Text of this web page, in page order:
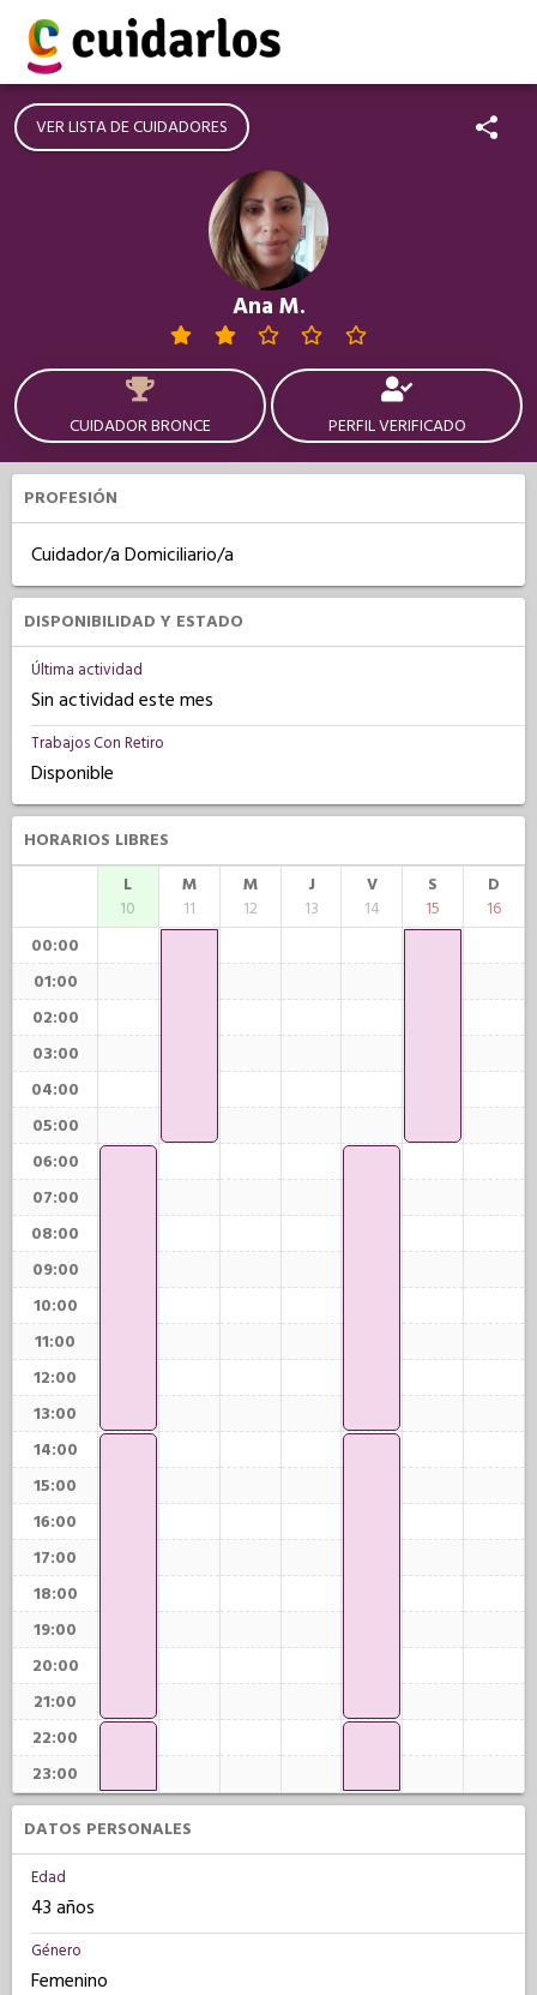
VER LISTA DE CUIDADORES
Ana M.
CUIDADOR BRONCE PERFIL VERIFICADO
PROFESIÓN
Cuidador/a Domiciliario/a
DISPONIBILIDAD Y ESTADO
Última actividad
Sin actividad este mes
Trabajos Con Retiro
Disponible
HORARIOS LIBRES
L
10
M
11
M
12
J
13
V
14
S
15
D
16
00:00
01:00
02:00
03:00
04:00
05:00
06:00
07:00
08:00
09:00
10:00
11:00
12:00
13:00
14:00
15:00
16:00
17:00
18:00
19:00
20:00
21:00
22:00
23:00
DATOS PERSONALES
Edad
43 años
Género
Femenino